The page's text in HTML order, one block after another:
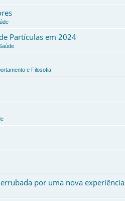
Partículas em 2024
e Filosofia
por uma nova experiência